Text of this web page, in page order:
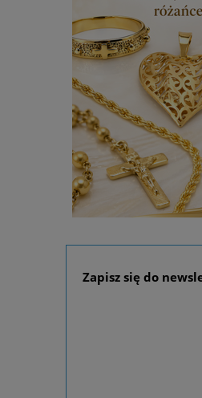
Zapisz się do